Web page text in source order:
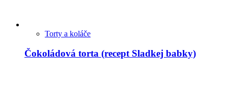
Torty a koláče
Čokoládová torta (recept Sladkej babky)